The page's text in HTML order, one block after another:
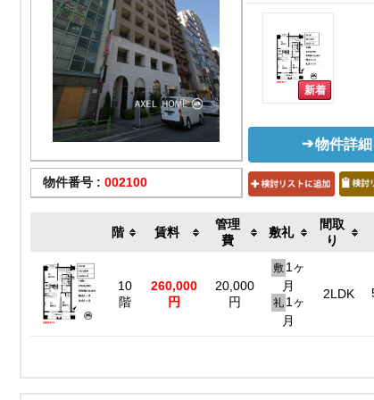
物件番号 : 002100
物件詳細
階 賃料
管理
費
敷礼
間取
り
10
階
260,000
円
20,000
円
敷 1ヶ
月
礼 1ヶ
月
2LDK